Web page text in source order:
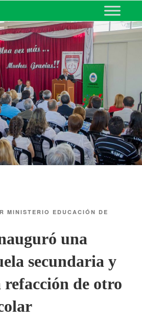
DE EDUCACIÓN
MINISTERIO EDUCACIÓN DE
una
secundaria y
de otro